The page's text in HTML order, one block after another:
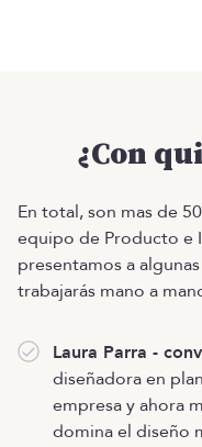
¿Con
En total, son mas de
equipo de Producto e
presentamos a
trabajarás mano a
Laura Parra -
diseñadora en
empresa y ahora
domina el diseño